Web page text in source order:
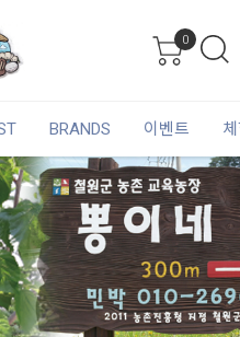
0
BRANDS 이벤트